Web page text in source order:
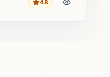
评分4.8